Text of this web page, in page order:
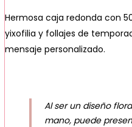
Hermosa caja redonda con
yixofilia y follajes de
mensaje personalizado.
Al ser un diseño
mano, puede